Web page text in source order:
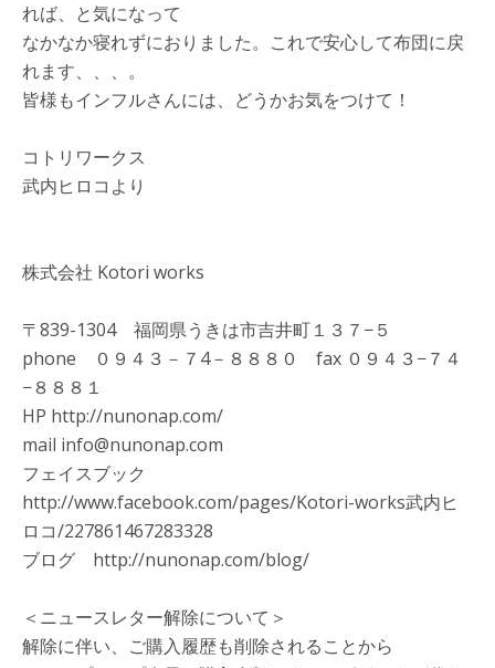
れば、と気になって
なかなか寝れずにおりました。これで安心して布団に戻
れます、、、。
皆様もインフルさんには、どうかお気をつけて！
コトリワークス
武内ヒロコより
株式会社 Kotori works
〒839-1304 福岡県うきは市吉井町１３７−５
phone ０９４３－７4－８８８０ fax ０９４３−７４
−８８８１
HP http://nunonap.com/
mail info@nunonap.com
フェイスブック
http://www.facebook.com/pages/Kotori-works武内ヒ
ロコ/227861467283328
ブログ http://nunonap.com/blog/
＜ニュースレター解除について＞
解除に伴い、ご購入履歴も削除されることから